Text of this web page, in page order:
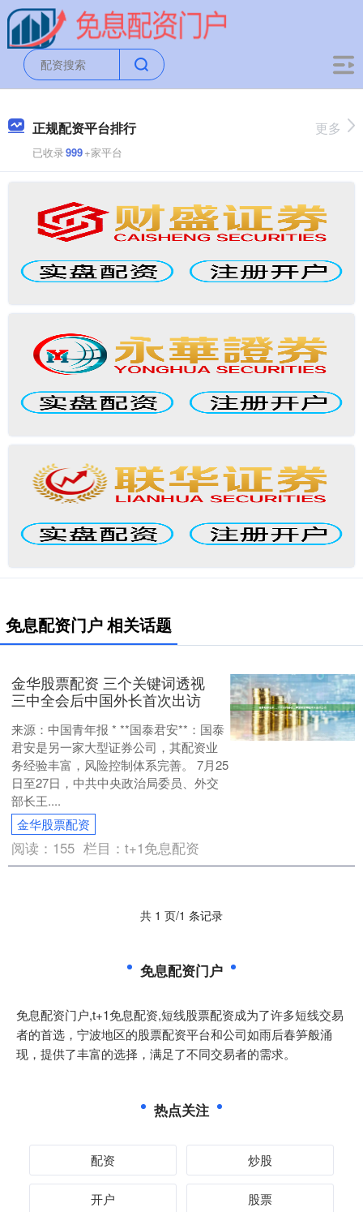
正规配资平台排行
已收录999+家平台
更多
免息配资门户 相关话题
金华股票配资 三个关键词透视
三中全会后中国外长首次出访
来源：中国青年报 * **国泰君安**：国泰
君安是另一家大型证券公司，其配资业
务经验丰富，风险控制体系完善。 7月25
日至27日，中共中央政治局委员、外交
部长王....
金华股票配资
阅读： 155 栏目：t+1免息配资
共 1 页/1 条记录
免息配资门户
免息配资门户,t+1免息配资,短线股票配资成为了许多短线交易
者的首选，宁波地区的股票配资平台和公司如雨后春笋般涌
现，提供了丰富的选择，满足了不同交易者的需求。
热点关注
配资 炒股
开户 股票